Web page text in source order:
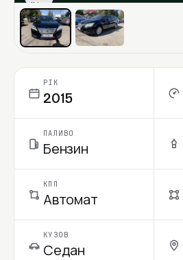
Ціна в місяць
РІК
2015
ПАЛИВО
Бензин
КПП
Автомат
КУЗОВ
Седан